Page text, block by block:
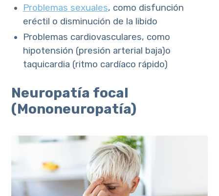
Problemas sexuales, como disfunción
eréctil o disminución de la libido
Problemas cardiovasculares, como
hipotensión (presión arterial baja)o
taquicardia (ritmo cardíaco rápido)
Neuropatía focal
(Mononeuropatía)